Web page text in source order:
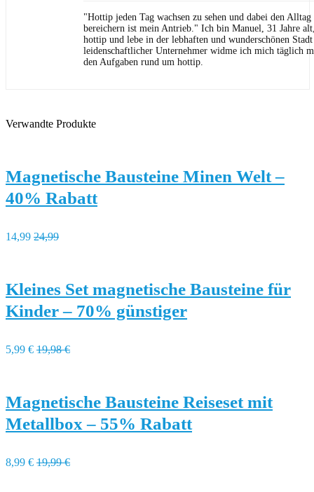
"Hottip jeden Tag wachsen zu sehen und dabei den
bereichern ist mein Antrieb." Ich bin Manuel, 31 Jahre
hottip und lebe in der lebhaften und wunderschönen
leidenschaftlicher Unternehmer widme ich mich täglich
den Aufgaben rund um hottip.
Verwandte Produkte
Magnetische Bausteine Minen Welt –
40% Rabatt
14,99 24,99
Kleines Set magnetische Bausteine für
Kinder – 70% günstiger
5,99 € 19,98 €
Magnetische Bausteine Reiseset mit
Metallbox – 55% Rabatt
8,99 € 19,99 €